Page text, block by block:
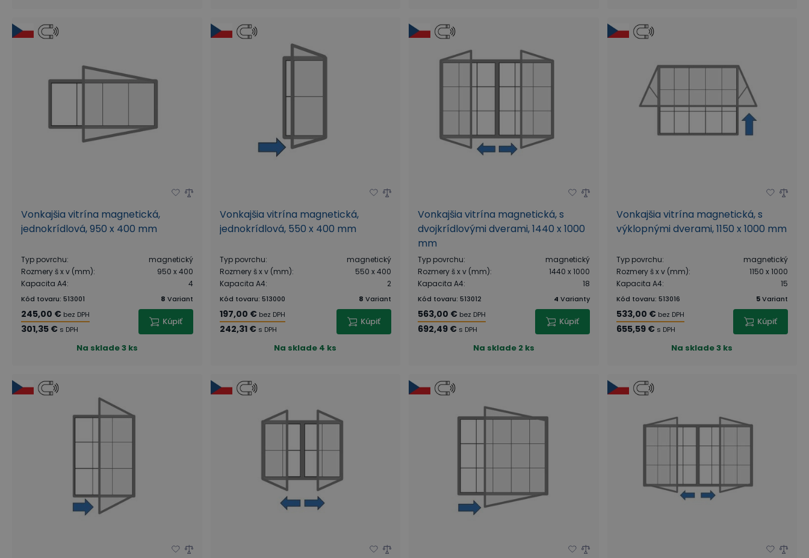
Vonkajšia vitrína magnetická,
jednokrídlová, 950 x 400 mm
Typ povrchu:
magnetický
Rozmery š x v (mm):
950 x 400
Kapacita A4: 4
Kód tovaru: 513001 8 Variant
245,00 € bez DPH
301,35 € s DPH
Kúpiť
Na sklade3 ks
Vonkajšia vitrína magnetická,
jednokrídlová, 550 x 400 mm
Typ povrchu:
magnetický
Rozmery š x v (mm):
550 x 400
Kapacita A4: 2
Kód tovaru: 513000 8 Variant
197,00 € bez DPH
242,31 € s DPH
Kúpiť
Na sklade 4 ks
Vonkajšia vitrína magnetická, s
dvojkrídlovými dverami, 1440 x 1000
mm
Typ povrchu:
magnetický
Rozmery š x v (mm):
1440 x 1000
Kapacita A4: 18
Kód tovaru: 513012 4 Varianty
563,00 € bez DPH
692,49 € s DPH
Kúpiť
Na sklade 2 ks
Vonkajšia vitrína magnetická, s
výklopnými dverami, 1150 x 1000 mm
Typ povrchu:
magnetický
Rozmery š x v (mm):
1150 x 1000
Kapacita A4: 15
Kód tovaru: 513016 5Variant
533,00 € bez DPH
655,59 € s DPH
Kúpiť
Na sklade3 ks